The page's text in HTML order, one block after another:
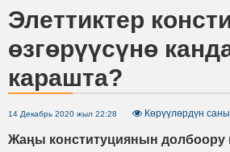
Элеттиктер
өзгөрүүсүнө
карашта?
14 Декабрь 2020 жыл 22:28 Көрүүлөрдүн
Жаңы конституциянын долбоору